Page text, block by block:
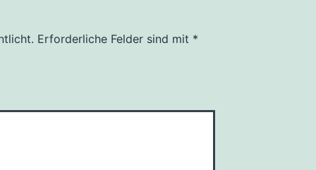
Erforderliche Felder sind mit *